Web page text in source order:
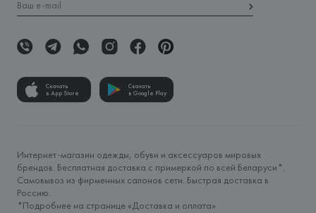
Скачать
в App Store
Скачать
в Google Play
Интернет-магазин одежды, обуви и аксессуаров мировых
брендов. Бесплатная доставка с примеркой по всей Беларуси*.
Самовывоз из фирменных салонов сети. Быстрая доставка в
Россию.
*Подробнее на странице «Доставка и оплата»